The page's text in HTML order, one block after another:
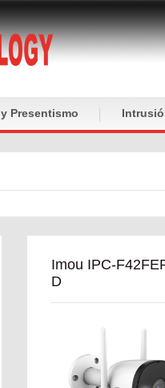
Presentismo
Imou IPC-
D